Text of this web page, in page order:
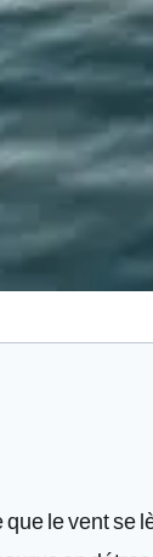
le vent se